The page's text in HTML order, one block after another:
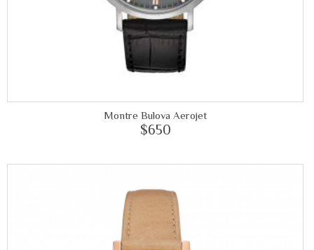
Montre Bulova Aerojet
$650